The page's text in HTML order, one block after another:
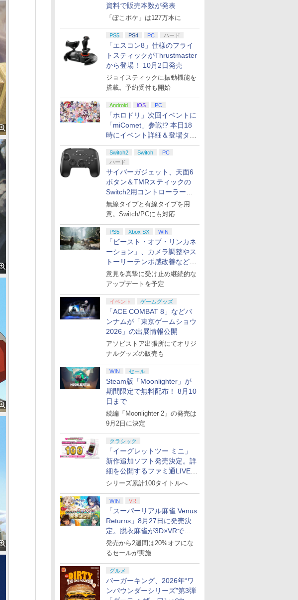
資料で販売本数が発表
「ぽこポケ」は127万本に
PS5 PS4 PC ハード
「エスコン8」仕様のフライ
トスティックがThrustmaster
から登場！ 10月2日発売
ジョイスティックに振動機能を
搭載。予約受付も開始
Android iOS PC
「ホロドリ」次回イベントに
「miComet」参戦!? 本日18
時にイベント詳細＆登場タレ
ント公開
Switch2 Switch
PC
ハード
サイバーガジェット、天面6
ボタン＆TMRスティックの
Switch2用コントローラーを9
月下旬発売！
無線タイプと有線タイプを用
意。Switch/PCにも対応
PS5 Xbox SX WIN
「ビースト・オブ・リンカネ
ーション」、カメラ調整やス
トーリーテンポ感改善などの
アプデを1週間以内に実施
意見を真摯に受け止め継続的な
アップデートを予定
イベント ゲームグッズ
「ACE COMBAT 8」などバ
ンナムが「東京ゲームショウ
2026」の出展情報公開
アソビストア出張所にてオリジ
ナルグッズの販売も
WIN セール
Steam版「Moonlighter」が
期間限定で無料配布！ 8月10
日まで
続編「Moonlighter 2」の発売は
9月2日に決定
クラシック
「イーグレットツー ミニ」
新作追加ソフト発売決定。詳
細を公開するファミ通LIVEが
8月27日20時から配信
シリーズ累計100タイトルへ
WIN VR
「スーパーリアル麻雀 Venus
Returns」8月27日に発売決
定。脱衣麻雀が3D×VRで復
活
発売から2週間は20%オフにな
るセールが実施
グルメ
バーガーキング、2026年“ワ
ンパウンダーシリーズ”第3弾